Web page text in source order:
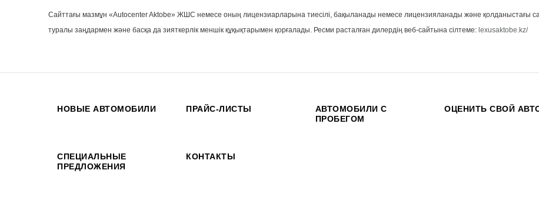
Сайттағы мазмұн «Autocenter Aktobe» ЖШС немесе оның лицензиарларына тиесілі, бақыланады немесе лицензияланады және қолданыстағы
туралы заңдармен және басқа да зияткерлік меншік құқықтарымен қорғалады. Ресми расталған дилердің веб-сайтына сілтеме: lexusaktobe.kz/
НОВЫЕ АВТОМОБИЛИ ПРАЙС-ЛИСТЫ
АВТОМОБИЛИ С
ПРОБЕГОМ
ОЦЕНИТЬ СВОЙ
СПЕЦИАЛЬНЫЕ
ПРЕДЛОЖЕНИЯ
КОНТАКТЫ